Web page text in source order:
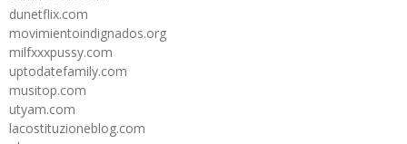
dunetflix.com
movimientoindignados.org
milfxxxpussy.com
uptodatefamily.com
musitop.com
utyam.com
lacostituzioneblog.com